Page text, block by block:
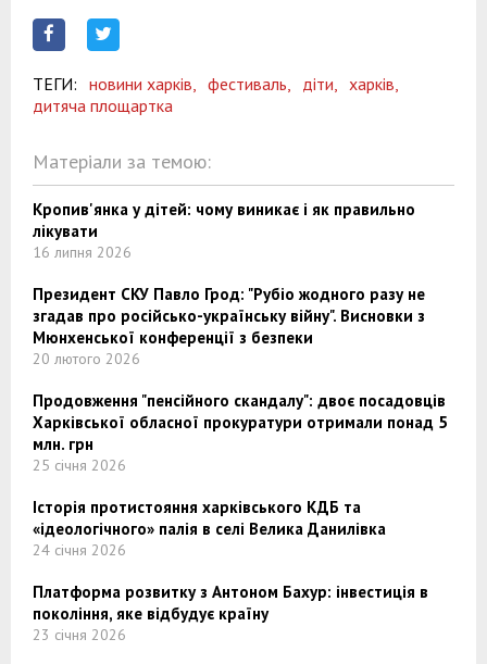
ТЕГИ: новини харків, фестиваль, діти,
харків,
дитяча площартка
Матеріали за темою:
Кропив'янка у дітей: чому виникає і як правильно
лікувати
16 липня 2026
Президент СКУ Павло Грод: "Рубіо жодного разу не
згадав про російсько-українську війну". Висновки з
Мюнхенської конференції з безпеки
20 лютого 2026
Продовження "пенсійного скандалу": двоє посадовців
Харківської обласної прокуратури отримали понад 5
млн. грн
25 січня 2026
Історія протистояння харківського КДБ та
«ідеологічного» палія в селі Велика Данилівка
24 січня 2026
Платформа розвитку з Антоном Бахур: інвестиція в
покоління, яке відбудує країну
23 січня 2026